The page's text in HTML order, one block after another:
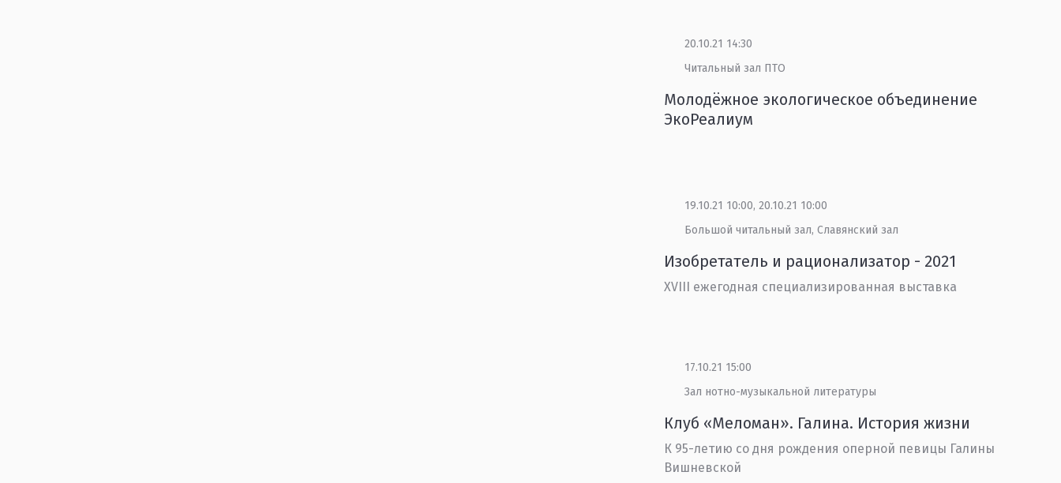
20.10.21 14:30
Читальный зал ПТО
Молодёжное экологическое объединение
ЭкоРеалиум
19.10.21 10:00, 20.10.21 10:00
Большой читальный зал, Славянский зал
Изобретатель и рационализатор - 2021
XVIII ежегодная специализированная выставка
17.10.21 15:00
Зал нотно-музыкальной литературы
Клуб «Меломан». Галина. История жизни
К 95-летию со дня рождения оперной певицы Галины
Вишневской